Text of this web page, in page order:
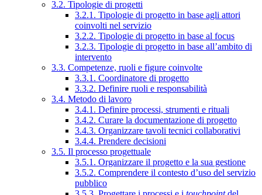
3.2. Tipologie di progetti
3.2.1. Tipologie di progetto in base agli attori
coinvolti nel servizio
3.2.2. Tipologie di progetto in base al focus
3.2.3. Tipologie di progetto in base all’ambito di
intervento
3.3. Competenze, ruoli e figure coinvolte
3.3.1. Coordinatore di progetto
3.3.2. Definire ruoli e responsabilità
3.4. Metodo di lavoro
3.4.1. Definire processi, strumenti e rituali
3.4.2. Curare la documentazione di progetto
3.4.3. Organizzare tavoli tecnici collaborativi
3.4.4. Prendere decisioni
3.5. Il processo progettuale
3.5.1. Organizzare il progetto e la sua gestione
3.5.2. Comprendere il contesto d’uso del servizio
pubblico